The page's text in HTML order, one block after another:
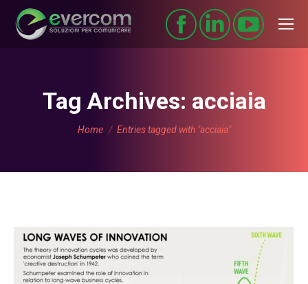
Tag Archives: acciaia
You are here:
Home Entries tagged with "acciaia"